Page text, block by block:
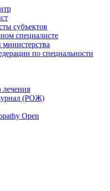
субъектов
специалисте
по специальности
лечения
(РОЖ)
Open